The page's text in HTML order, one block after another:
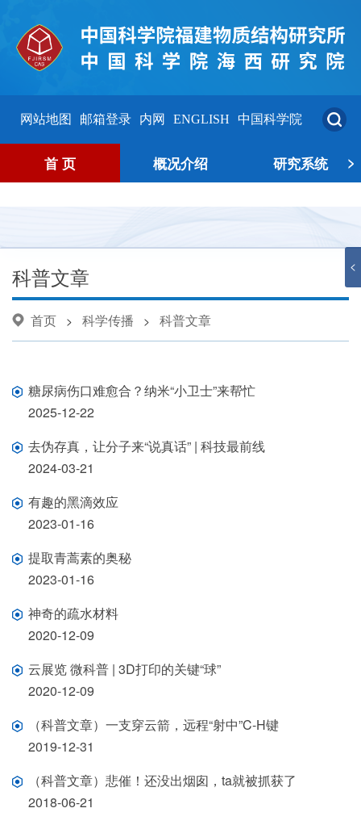
网站地图 邮箱登录 内网 ENGLISH 中国科学院
首 页 概况介绍 研究系统 >
<
科普文章
首页 > 科学传播 > 科普文章
糖尿病伤口难愈合？纳米“小卫士”来帮忙
2025-12-22
去伪存真，让分子来“说真话” | 科技最前线
2024-03-21
有趣的黑滴效应
2023-01-16
提取青蒿素的奥秘
2023-01-16
神奇的疏水材料
2020-12-09
云展览 微科普 | 3D打印的关键“球”
2020-12-09
（科普文章）一支穿云箭，远程“射中”C-H键
2019-12-31
（科普文章）悲催！还没出烟囱，ta就被抓获了
2018-06-21